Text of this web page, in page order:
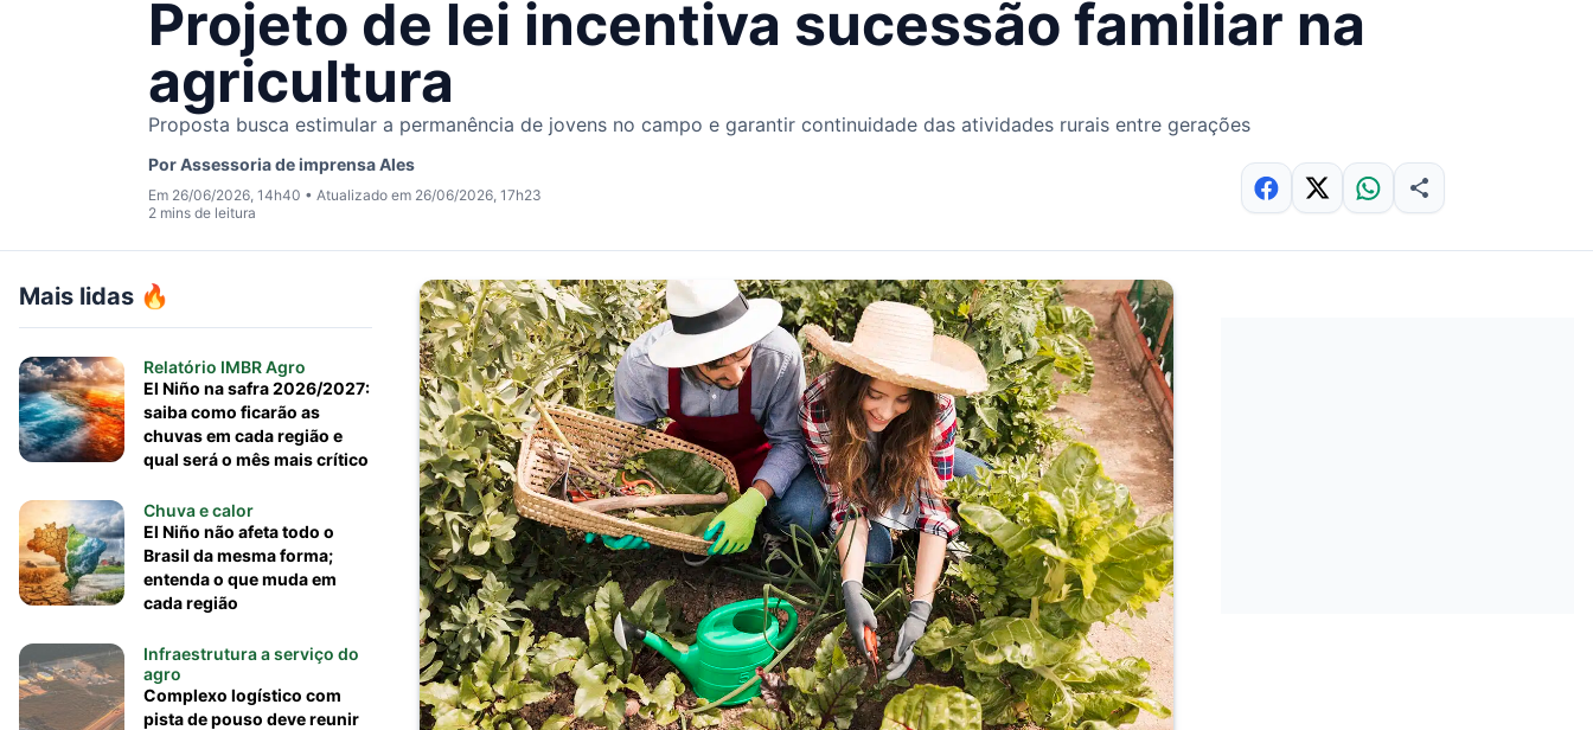
Projeto de lei incentiva sucessão familiar na
agricultura
Proposta busca estimular a permanência de jovens no campo e garantir continuidade das atividades rurais entre gerações
PorAssessoria de imprensa Ales
Em 26/06/2026, 14h40 • Atualizado em 26/06/2026, 17h23
2 mins de leitura
Mais lidas 🔥
Relatório IMBR Agro
El Niño na safra 2026/2027:
saiba como ficarão as
chuvas em cada região e
qual será o mês mais crítico
Chuva e calor
El Niño não afeta todo o
Brasil da mesma forma;
entenda o que muda em
cada região
Infraestrutura a serviço do
agro
Complexo logístico com
pista de pouso deve reunir